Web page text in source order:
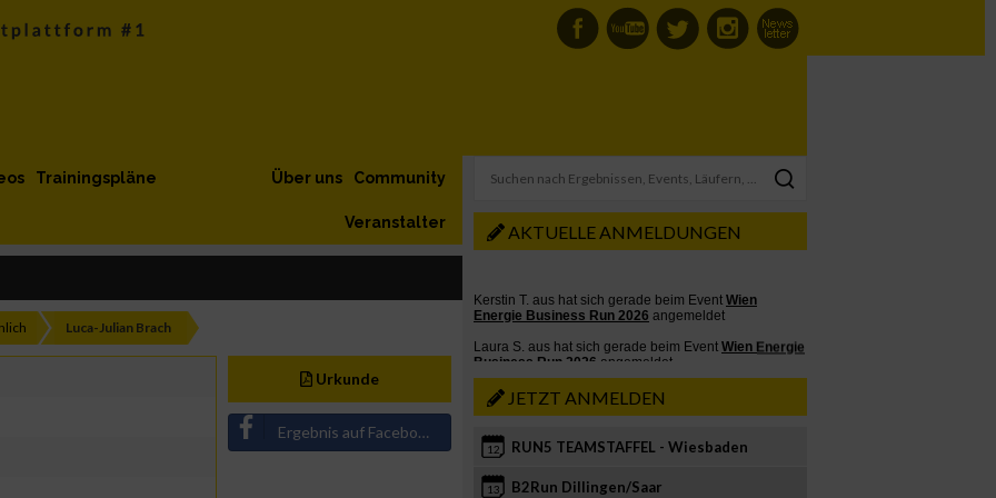
Trainingspläne Community
Über uns
Veranstalter
Luca-Julian Brach
Urkunde
Ergebnis auf Facebook teilen
AKTUELLE ANMELDUNGEN
JETZT ANMELDEN
12 RUN5 TEAMSTAFFEL - Wiesbaden
13 B2Run Dillingen/Saar